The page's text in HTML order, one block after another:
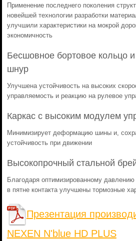
Применение последнего поколения
новейшей технологии разработки
улучшили характеристики на мокрой
экономичность
Бесшовное бортовое кольцо
шнур
Улучшена устойчивость на высоких
управляемость и реакцию на рулевое
Каркас с высоким модулем
Минимизирует деформацию шины и,
устойчивость при движении
Высокопрочный стальной
Благодаря оптимизированному
в пятне контакта улучшены тормозные
Презентация
NEXEN N'blue HD PLUS